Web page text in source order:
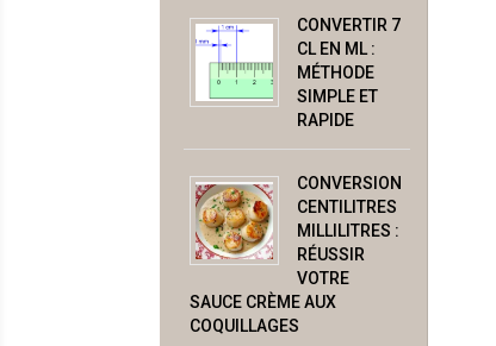
CONVERTIR 7
CL EN ML :
MÉTHODE
SIMPLE ET
RAPIDE
CONVERSION
CENTILITRES
MILLILITRES :
RÉUSSIR
VOTRE
SAUCE CRÈME AUX
COQUILLAGES